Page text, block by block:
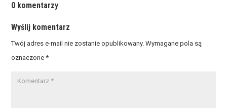
0 komentarzy
Wyślij komentarz
Twój adres e-mail nie zostanie opublikowany. Wymagane pola są
oznaczone*